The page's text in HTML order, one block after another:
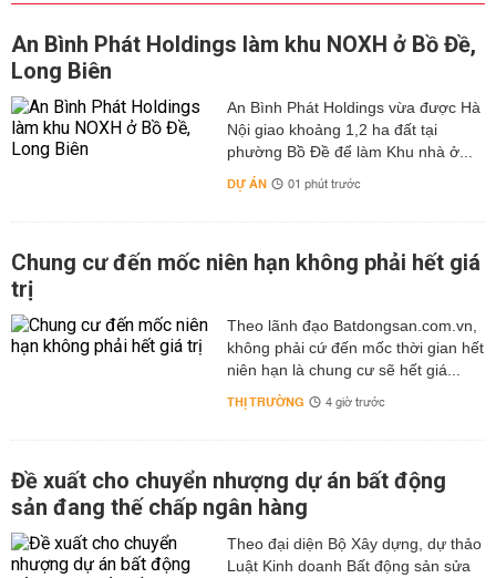
An Bình Phát Holdings làm khu NOXH ở Bồ Đề,
Long Biên
An Bình Phát Holdings vừa được Hà
Nội giao khoảng 1,2 ha đất tại
phường Bồ Đề để làm Khu nhà ở...
DỰ ÁN 01 phút trước
Chung cư đến mốc niên hạn không phải hết giá
trị
Theo lãnh đạo Batdongsan.com.vn,
không phải cứ đến mốc thời gian hết
niên hạn là chung cư sẽ hết giá...
THỊ TRƯỜNG 4 giờ trước
Đề xuất cho chuyển nhượng dự án bất động
sản đang thế chấp ngân hàng
Theo đại diện Bộ Xây dựng, dự thảo
Luật Kinh doanh Bất động sản sửa